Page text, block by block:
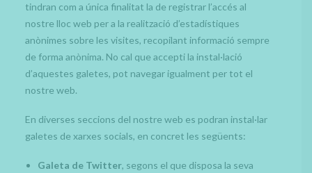
tindran com a única finalitat la de registrar l’accés al
nostre lloc web per a la realització d’estadístiques
anònimes sobre les visites, recopilant informació sempre
de forma anònima. No cal que accepti la instal·lació
d’aquestes galetes, pot navegar igualment per tot el
nostre web.
En diverses seccions del nostre web es podran instal·lar
galetes de xarxes socials, en concret les següents:
Galeta de Twitter, segons el que disposa la seva